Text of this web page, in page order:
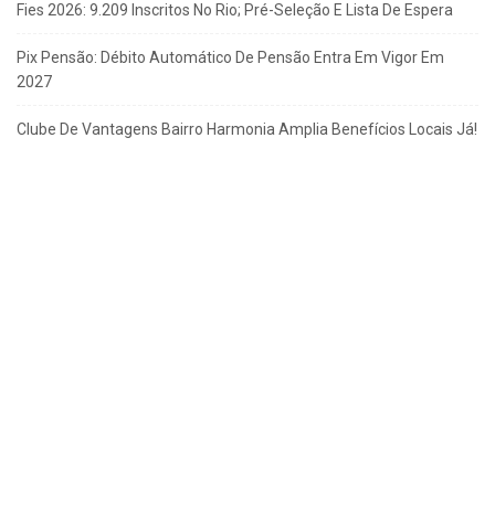
Fies 2026: 9.209 Inscritos No Rio; Pré-Seleção E Lista De Espera
Pix Pensão: Débito Automático De Pensão Entra Em Vigor Em
2027
Clube De Vantagens Bairro Harmonia Amplia Benefícios Locais Já!